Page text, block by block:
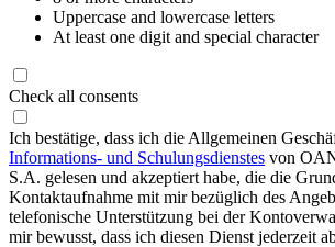
Uppercase and lowercase letters
At least one digit and special character
Check all consents
Ich bestätige, dass ich die Allgemeinen
Informations- und Schulungsdienstes von
S.A. gelesen und akzeptiert habe, die die
Kontaktaufnahme mit mir bezüglich des
telefonische Unterstützung bei der
mir bewusst, dass ich diesen Dienst jederzeit